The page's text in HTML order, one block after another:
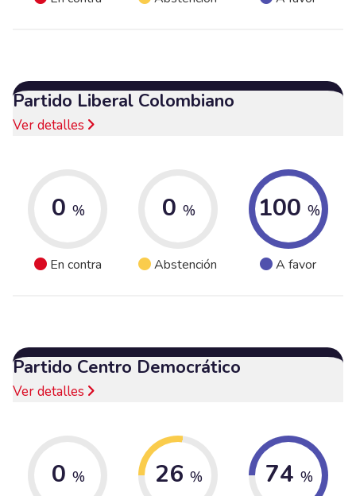
Partido Liberal Colombiano
Ver detalles
0 %
En contra
0 %
Abstención
100 %
A favor
Partido Centro Democrático
Ver detalles
0 % 26 % 74 %